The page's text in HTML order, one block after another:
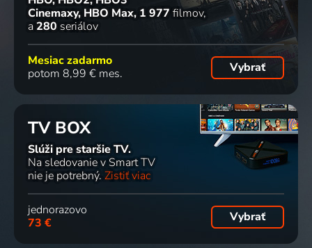
Cinemaxy, HBO Max 1 977 filmov
a 280 seriálov
Mesiac zadarmo
potom 8,99 € mes.
Vybrať
TV BOX
Slúži pre staršie TV.
Na sledovanie v Smart TV
nie je potrebný. Zistiť viac
jednorazovo
73 €
Vybrať